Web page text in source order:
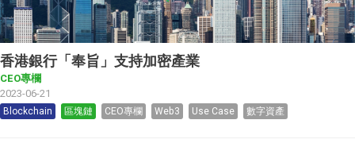
香港銀行「奉旨」支持加密產業
CEO專欄
2023-06-21
Blockchain 區塊鏈 CEO專欄 Web3 Use Case 數字資產